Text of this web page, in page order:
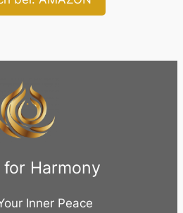
for Harmony
Inner Peace